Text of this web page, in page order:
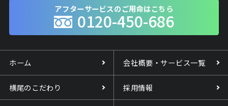
アフターサービスのご用命はこちら
0120-450-686
ホーム 会社概要・サービス一覧
横尾のこだわり 採用情報